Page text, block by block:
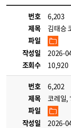
번호
6,203
제목
김태승
파일
작성일
2026-
조회수
10,920
번호
6,202
제목
파일
작성일
2026-